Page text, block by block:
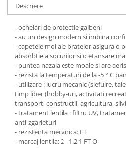
Sorturi
Pentru copii
Pantaloni de lucru cu pieptar
Veste de lucru
Pentru femei
Bluze pentru femei
Fleece-uri
Halate
Jachete / Bluze salopeta
Pantaloni de lucru cu pieptar
Descriere
- ochelari de protectie galbeni
- au un design modern si imbina
- capetele moi ale bratelor asigura o
absorbtie a socurilor si o etansare
- puntea nazala este moale si are
- rezista la temperaturi de la -5 ° C
- utilizare : lucru mecanic (slefuire,
timp liber (hobby-uri, activitati
transport, constructii, agricultura,
- tratament lentila : filtru UV,
anti-zgarieturi
- rezistenta mecanica: FT
- marcaj lentila: 2 - 1.2 1 FT O